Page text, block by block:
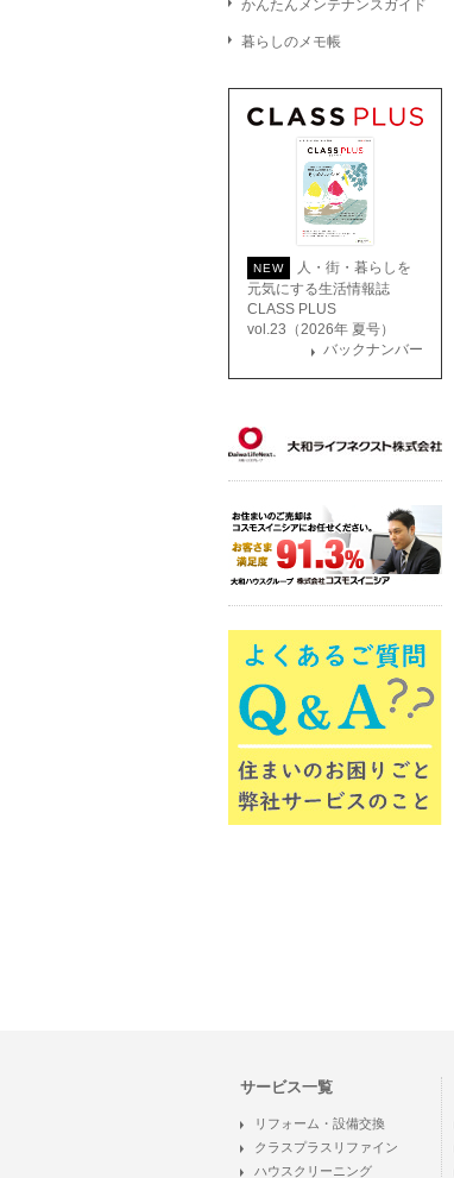
かんたんメンテナンスガイド
暮らしのメモ帳
NEW
人・街・暮らしを
元気にする生活情報誌
CLASS PLUS
vol.23（2026年 夏号）
バックナンバー
サービス一覧
リフォーム・設備交換
クラスプラスリファイン
ハウスクリーニング